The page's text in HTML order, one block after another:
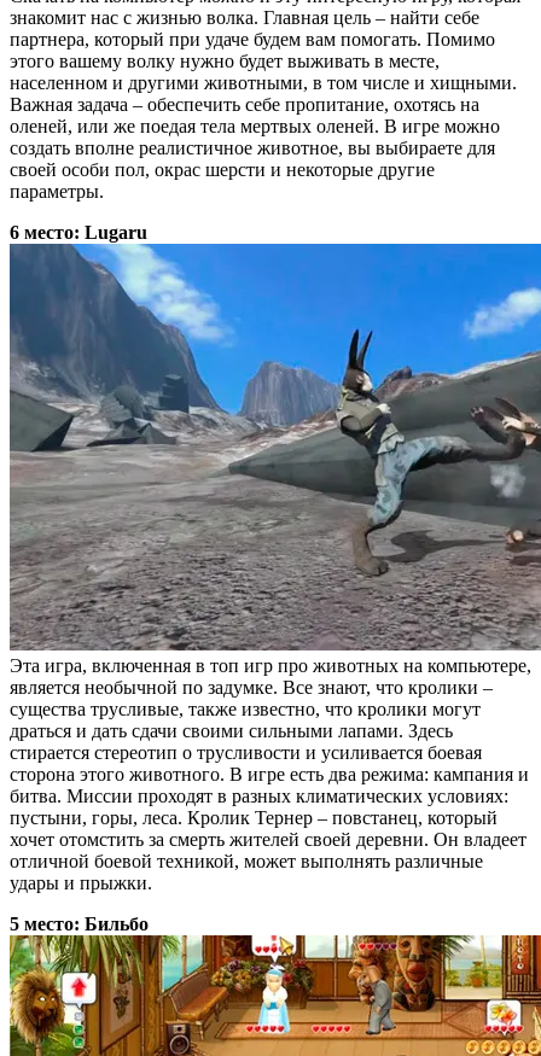
знакомит нас с жизнью волка. Главная цель – найти себе
партнера, который при удаче будем вам помогать. Помимо
этого вашему волку нужно будет выживать в месте,
населенном и другими животными, в том числе и хищными.
Важная задача – обеспечить себе пропитание, охотясь на
оленей, или же поедая тела мертвых оленей. В игре можно
создать вполне реалистичное животное, вы выбираете для
своей особи пол, окрас шерсти и некоторые другие
параметры.
6 место: Lugaru
Эта игра, включенная в топ игр про животных на компьютере,
является необычной по задумке. Все знают, что кролики –
существа трусливые, также известно, что кролики могут
драться и дать сдачи своими сильными лапами. Здесь
стирается стереотип о трусливости и усиливается боевая
сторона этого животного. В игре есть два режима: кампания и
битва. Миссии проходят в разных климатических условиях:
пустыни, горы, леса. Кролик Тернер – повстанец, который
хочет отомстить за смерть жителей своей деревни. Он владеет
отличной боевой техникой, может выполнять различные
удары и прыжки.
5 место: Бильбо